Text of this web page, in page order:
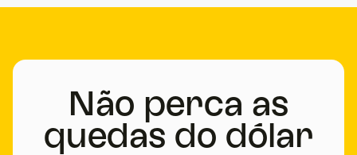
Não perca as
quedas do dólar